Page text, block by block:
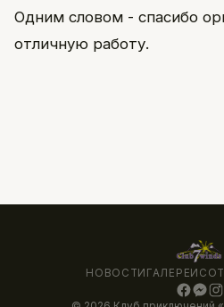
Одним словом - спасибо
отличную работу.
НОВОСТИ ГАЛЕРЕИ